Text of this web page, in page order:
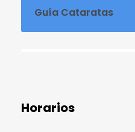
Guía Cataratas
Horarios